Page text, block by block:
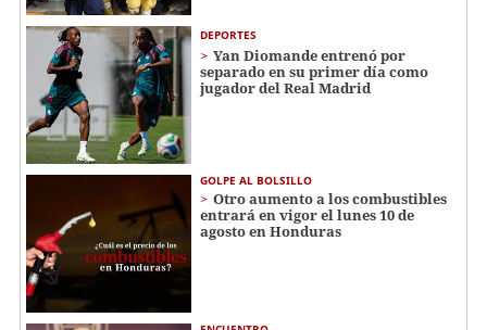
DEPORTES
Yan Diomande entrenó por
separado en su primer día como
jugador del Real Madrid
GOLPE AL BOLSILLO
Otro aumento a los combustibles
entrará en vigor el lunes 10 de
agosto en Honduras